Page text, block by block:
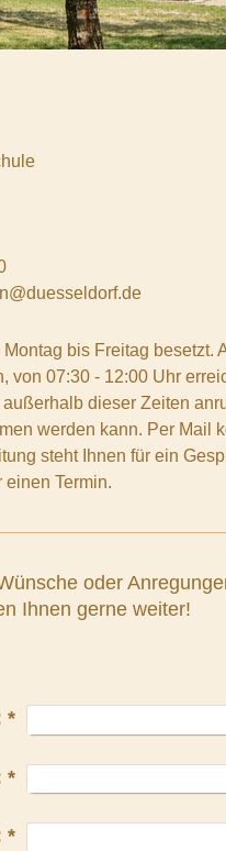
bis Freitag besetzt.
von 07:30 - 12:00 Uhr
dieser Zeiten
werden kann. Per Mail
steht Ihnen für ein
Termin.
oder
Ihnen gerne weiter!
*
*
*